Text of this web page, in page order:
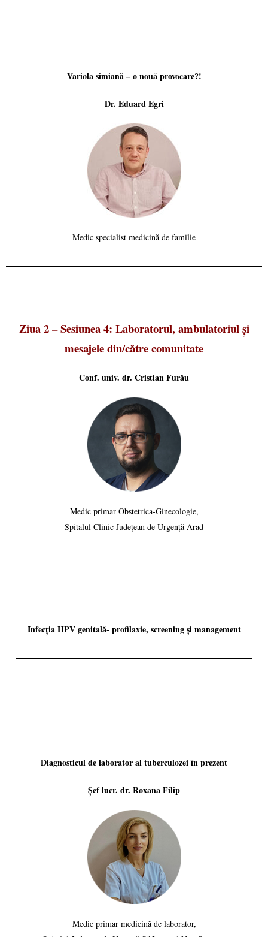
Variola simiană – o nouă provocare?!
Dr. Eduard Egri
Medic specialist medicină de familie
Ziua 2 – Sesiunea 4: Laboratorul, ambulatoriul și
mesajele din/către comunitate
Conf. univ. dr. Cristian Furău
Medic primar Obstetrica-Ginecologie,
Spitalul Clinic Județean de Urgență Arad
Infecția HPV genitală- profilaxie, screening și management
Diagnosticul de laborator al tuberculozei în prezent
Șef lucr. dr. Roxana Filip
Medic primar medicină de laborator,